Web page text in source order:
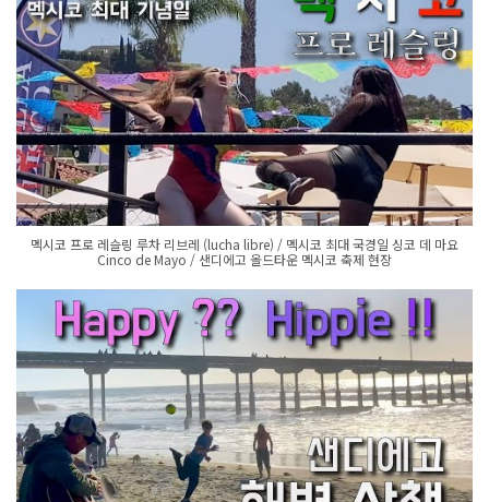
멕시코 프로 레슬링 루차 리브레 (lucha libre) / 멕시코 최대 국경일 싱코 데 마요
Cinco de Mayo / 샌디에고 올드타운 멕시코 축제 현장